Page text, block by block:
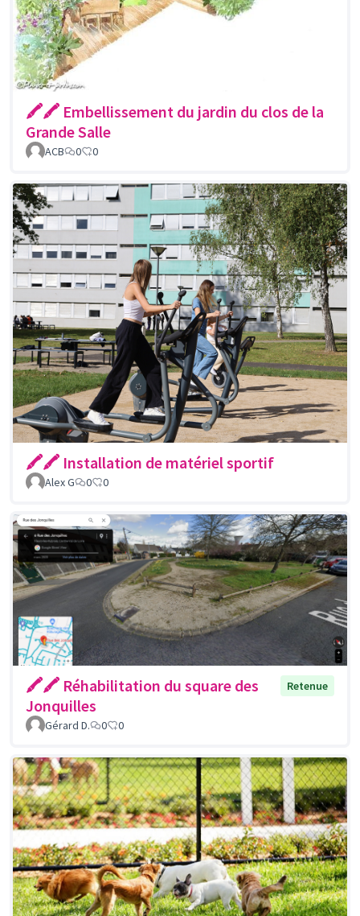
🖍🖍 Embellissement du jardin du clos de la
Grande Salle
ACB 0 0
🖍🖍 Installation de matériel sportif
Alex G 0 0
🖍🖍 Réhabilitation du square des
Jonquilles
Retenue
Gérard D. 0 0